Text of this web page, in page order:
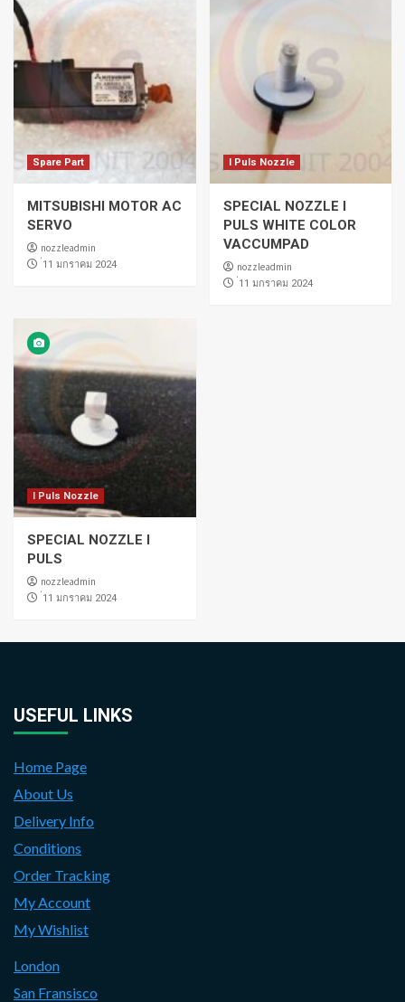
Spare Part
MITSUBISHI MOTOR AC
SERVO
nozzleadmin
่11 มกราคม 2024
I Puls Nozzle
SPECIAL NOZZLE I
PULS WHITE COLOR
VACCUMPAD
nozzleadmin
่11 มกราคม 2024
I Puls Nozzle
SPECIAL NOZZLE I
PULS
nozzleadmin
่11 มกราคม 2024
USEFUL LINKS
Home Page
About Us
Delivery Info
Conditions
Order Tracking
My Account
My Wishlist
London
San Fransisco